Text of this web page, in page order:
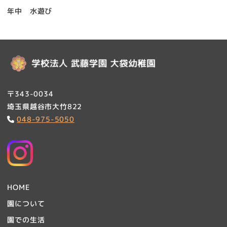
年中 水遊び
〒343-0034
埼玉県越谷市大竹822
048-975-5050
HOME
園について
園での生活